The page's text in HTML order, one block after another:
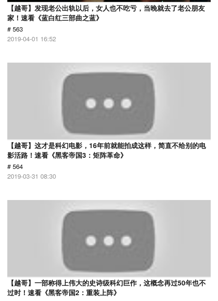
【越哥】发现老公出轨以后，女人也不吃亏，当晚就去了老公朋友
家！速看《蓝白红三部曲之蓝》
# 563
2019-04-01 16:52
【越哥】这才是科幻电影，16年前就能拍成这样，简直不给别的电
影活路！速看《黑客帝国3：矩阵革命》
# 564
2019-03-31 08:30
【越哥】一部称得上伟大的史诗级科幻巨作，这概念再过50年也不
过时！速看《黑客帝国2：重装上阵》